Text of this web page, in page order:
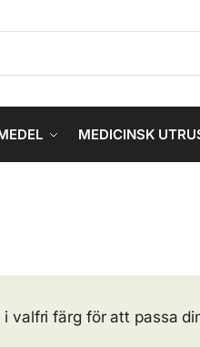
MEDICINSK
valfri färg för att passa